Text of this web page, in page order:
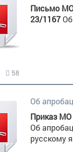
Письмо МО
23/1167
58
Об
Приказ МО
Об
русскому